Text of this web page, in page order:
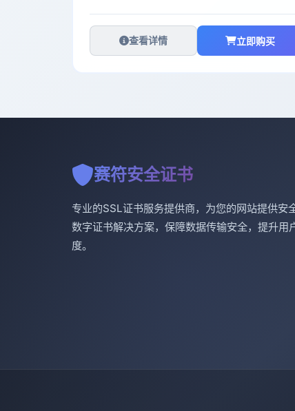
查看详情 立即购买
赛符安全证书
专业的SSL证书服务提供商，为您的网站提供安
数字证书解决方案，保障数据传输安全，提升用
度。